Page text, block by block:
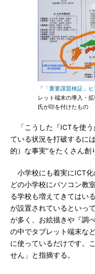
『「重要課題検証」
レット端末の導入・
氏が印を付けたもの
「こうした『ICTを使う
ている状況を打破するに
的）な事実”をたくさん創
小学校にも着実にICT化
どの小学校にパソコン教
る学校も増えてきてはい
が設置されているといっ
が多く、お絵描きや『調
の中でタブレット端末な
に使っているだけです。
せん」と指摘する。